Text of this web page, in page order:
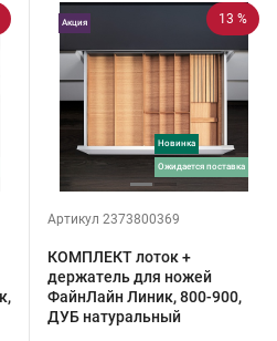
13 %
Новинка
ожидается поставка
Акция
Артикул 2373800369
КОМПЛЕКТ лоток +
держатель для ножей
ФайнЛайн Линик, 800-900,
ДУБ натуральный